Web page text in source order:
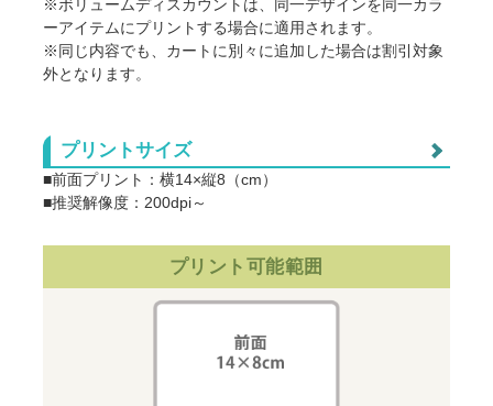
※ボリュームディスカウントは、同一デザインを同一カラ
ーアイテムにプリントする場合に適用されます。
※同じ内容でも、カートに別々に追加した場合は割引対象
外となります。
プリントサイズ
■前面プリント：横14×縦8（cm）
■推奨解像度：200dpi～
プリント可能範囲